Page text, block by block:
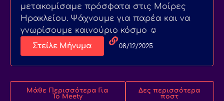
μετακομίσαμε πρόσφατα στις Μοίρες
Ηρακλείου. Ψάχνουμε για παρέα και να
γνωρίσουμε καινούριο κόσμο ☺️
Στείλε Μήνυμα 08/12/2025
Μάθε Περισσότερα Για
Το Meety
Δες περισσότερα
ποστ